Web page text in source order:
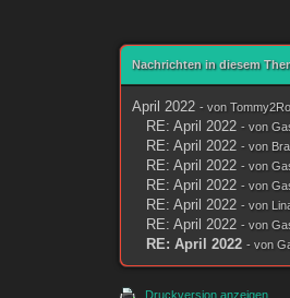
Nachrichten in diesem
April 2022 - von
RE: April 2022 - von
RE: April 2022 - von
RE: April 2022 - von
RE: April 2022 - von
RE: April 2022 - von
RE: April 2022 - von
RE: April 2022 - von
Druckversion anzeigen